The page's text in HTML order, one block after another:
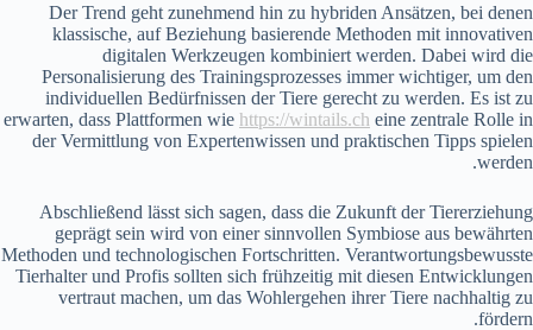
Der Trend geht zunehmend hin zu hybriden Ansätzen, bei denen
klassische, auf Beziehung basierende Methoden mit innovativen
digitalen Werkzeugen kombiniert werden. Dabei wird die
Personalisierung des Trainingsprozesses immer wichtiger, um den
individuellen Bedürfnissen der Tiere gerecht zu werden. Es ist zu
erwarten, dass Plattformen wie https://wintails.ch eine zentrale Rolle in
der Vermittlung von Expertenwissen und praktischen Tipps spielen
werden.
Abschließend lässt sich sagen, dass die Zukunft der Tiererziehung
geprägt sein wird von einer sinnvollen Symbiose aus bewährten
Methoden und technologischen Fortschritten. Verantwortungsbewusste
Tierhalter und Profis sollten sich frühzeitig mit diesen Entwicklungen
vertraut machen, um das Wohlergehen ihrer Tiere nachhaltig zu
fördern.